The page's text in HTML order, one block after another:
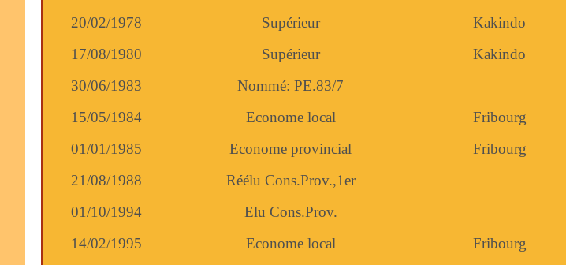
20/02/1978
Supérieur Kakindo
17/08/1980
Supérieur Kakindo
30/06/1983
Nommé: PE.83/7
15/05/1984
Econome local Fribourg
01/01/1985
Econome provincial Fribourg
21/08/1988
Réélu Cons.Prov.,1er
01/10/1994
Elu Cons.Prov.
14/02/1995
Econome local Fribourg